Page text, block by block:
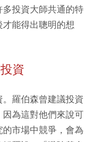
投資大師共通的特
能得出聰明的想
資
羅伯森曾建議投資
為這對他們來說可
市場中競爭，會為